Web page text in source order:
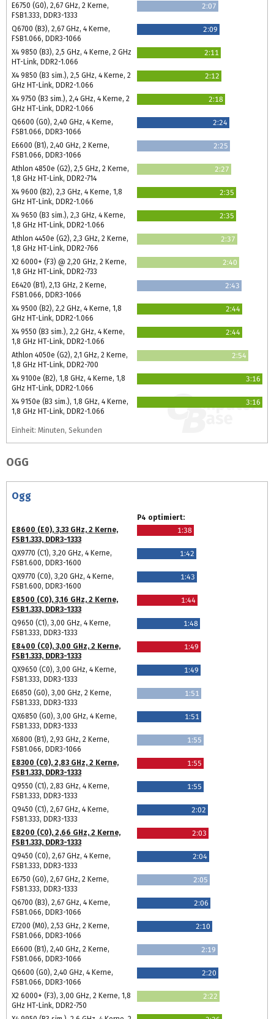
E6750 (G0), 2,67 GHz, 2 Kerne,
FSB1.333, DDR3-1333
2:07
Q6700 (B3), 2,67 GHz, 4 Kerne,
FSB1.066, DDR3-1066
2:09
X4 9850 (B3), 2,5 GHz, 4 Kerne, 2 GHz
HT-Link, DDR2-1.066
2:11
X4 9850 (B3 sim.), 2,5 GHz, 4 Kerne, 2
GHz HT-Link, DDR2-1.066
2:12
X4 9750 (B3 sim.), 2,4 GHz, 4 Kerne, 2
GHz HT-Link, DDR2-1.066
2:18
Q6600 (G0), 2,40 GHz, 4 Kerne,
FSB1.066, DDR3-1066
2:24
E6600 (B1), 2,40 GHz, 2 Kerne,
FSB1.066, DDR3-1066
2:25
Athlon 4850e (G2), 2,5 GHz, 2 Kerne,
1,8 GHz HT-Link, DDR2-714
2:27
X4 9600 (B2), 2,3 GHz, 4 Kerne, 1,8
GHz HT-Link, DDR2-1.066
2:35
X4 9650 (B3 sim.), 2,3 GHz, 4 Kerne,
1,8 GHz HT-Link, DDR2-1.066
2:35
Athlon 4450e (G2), 2,3 GHz, 2 Kerne,
1,8 GHz HT-Link, DDR2-766
2:37
X2 6000+ (F3) @ 2,20 GHz, 2 Kerne,
1,8 GHz HT-Link, DDR2-733
2:40
E6420 (B1), 2,13 GHz, 2 Kerne,
FSB1.066, DDR3-1066
2:43
X4 9500 (B2), 2,2 GHz, 4 Kerne, 1,8
GHz HT-Link, DDR2-1.066
2:44
X4 9550 (B3 sim.), 2,2 GHz, 4 Kerne,
1,8 GHz HT-Link, DDR2-1.066
2:44
Athlon 4050e (G2), 2,1 GHz, 2 Kerne,
1,8 GHz HT-Link, DDR2-700
2:54
X4 9100e (B2), 1,8 GHz, 4 Kerne, 1,8
GHz HT-Link, DDR2-1.066
3:16
X4 9150e (B3 sim.), 1,8 GHz, 4 Kerne,
1,8 GHz HT-Link, DDR2-1.066
3:16
Einheit: Minuten, Sekunden
OGG
Ogg
P4 optimiert:
E8600 (E0), 3,33 GHz, 2 Kerne,
FSB1.333, DDR3-1333
1:38
QX9770 (C1), 3,20 GHz, 4 Kerne,
FSB1.600, DDR3-1600
1:42
QX9770 (C0), 3,20 GHz, 4 Kerne,
FSB1.600, DDR3-1600
1:43
E8500 (C0), 3,16 GHz, 2 Kerne,
FSB1.333, DDR3-1333
1:44
Q9650 (C1), 3,00 GHz, 4 Kerne,
FSB1.333, DDR3-1333
1:48
E8400 (C0), 3,00 GHz, 2 Kerne,
FSB1.333, DDR3-1333
1:49
QX9650 (C0), 3,00 GHz, 4 Kerne,
FSB1.333, DDR3-1333
1:49
E6850 (G0), 3,00 GHz, 2 Kerne,
FSB1.333, DDR3-1333
1:51
QX6850 (G0), 3,00 GHz, 4 Kerne,
FSB1.333, DDR3-1333
1:51
X6800 (B1), 2,93 GHz, 2 Kerne,
FSB1.066, DDR3-1066
1:55
E8300 (C0), 2,83 GHz, 2 Kerne,
FSB1.333, DDR3-1333
1:55
Q9550 (C1), 2,83 GHz, 4 Kerne,
FSB1.333, DDR3-1333
1:55
Q9450 (C1), 2,67 GHz, 4 Kerne,
FSB1.333, DDR3-1333
2:02
E8200 (C0), 2,66 GHz, 2 Kerne,
FSB1.333, DDR3-1333
2:03
Q9450 (C0), 2,67 GHz, 4 Kerne,
FSB1.333, DDR3-1333
2:04
E6750 (G0), 2,67 GHz, 2 Kerne,
FSB1.333, DDR3-1333
2:05
Q6700 (B3), 2,67 GHz, 4 Kerne,
FSB1.066, DDR3-1066
2:06
E7200 (M0), 2,53 GHz, 2 Kerne,
FSB1.066, DDR3-1066
2:10
E6600 (B1), 2,40 GHz, 2 Kerne,
FSB1.066, DDR3-1066
2:19
Q6600 (G0), 2,40 GHz, 4 Kerne,
FSB1.066, DDR3-1066
2:20
X2 6000+ (F3), 3,00 GHz, 2 Kerne, 1,8
GHz HT-Link, DDR2-750
2:22